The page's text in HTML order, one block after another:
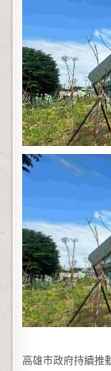
高雄市政府持續推